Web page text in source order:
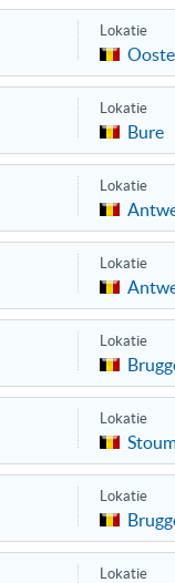
Lokatie
Lokatie
Bure
Lokatie
Lokatie
Lokatie
Lokatie
Lokatie
Lokatie